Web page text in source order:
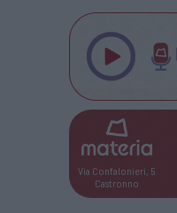
Via Confalonieri, 5
Castronno